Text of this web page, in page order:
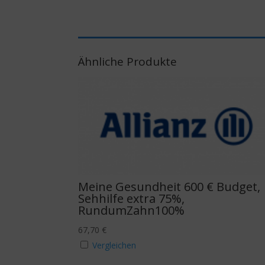
Ähnliche Produkte
Meine Gesundheit 600 € Budget,
Sehhilfe extra 75%,
RundumZahn100%
67,70 €
Vergleichen